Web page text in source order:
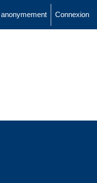
Connexion